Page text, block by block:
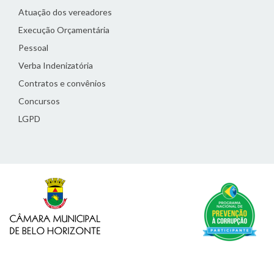
Atuação dos vereadores
Execução Orçamentária
Pessoal
Verba Indenizatória
Contratos e convênios
Concursos
LGPD